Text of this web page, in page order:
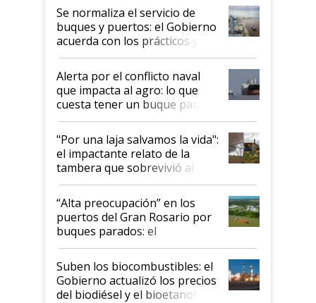
Se normaliza el servicio de
buques y puertos: el Gobierno
acuerda con los prácticos y
suspende el decreto de
desregulación
Alerta por el conflicto naval
que impacta al agro: lo que
cuesta tener un buque parado
y el peligro de que Argentina
pase a ser "país sucio"
"Por una laja salvamos la vida":
el impactante relato de la
tambera que sobrevivió al
tornado
“Alta preocupación” en los
puertos del Gran Rosario por
buques parados: el
funcionamiento de las
exportadoras en tensión tras
la medida de fuerza de los
prácticos
Suben los biocombustibles: el
Gobierno actualizó los precios
del biodiésel y el bioetanol